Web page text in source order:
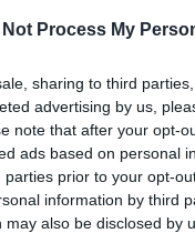
Not Process My
sharing to third
advertising by us,
note that after your opt-
ads based on personal
prior to your opt-
information by third
also be disclosed by